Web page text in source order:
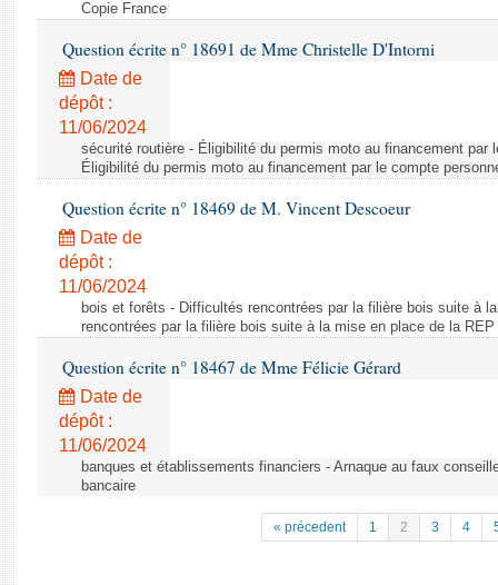
Copie France
Question écrite n° 18691 de Mme Christelle D'Intorni
Date de
dépôt :
11/06/2024
sécurité routière - Éligibilité du permis moto au financement par
Éligibilité du permis moto au financement par le compte
Question écrite n° 18469 de M. Vincent Descoeur
Date de
dépôt :
11/06/2024
bois et forêts - Difficultés rencontrées par la filière bois suite à
rencontrées par la filière bois suite à la mise en place de la REP
Question écrite n° 18467 de Mme Félicie Gérard
Date de
dépôt :
11/06/2024
banques et établissements financiers - Arnaque au faux
bancaire
« précedent 1 2 3 4